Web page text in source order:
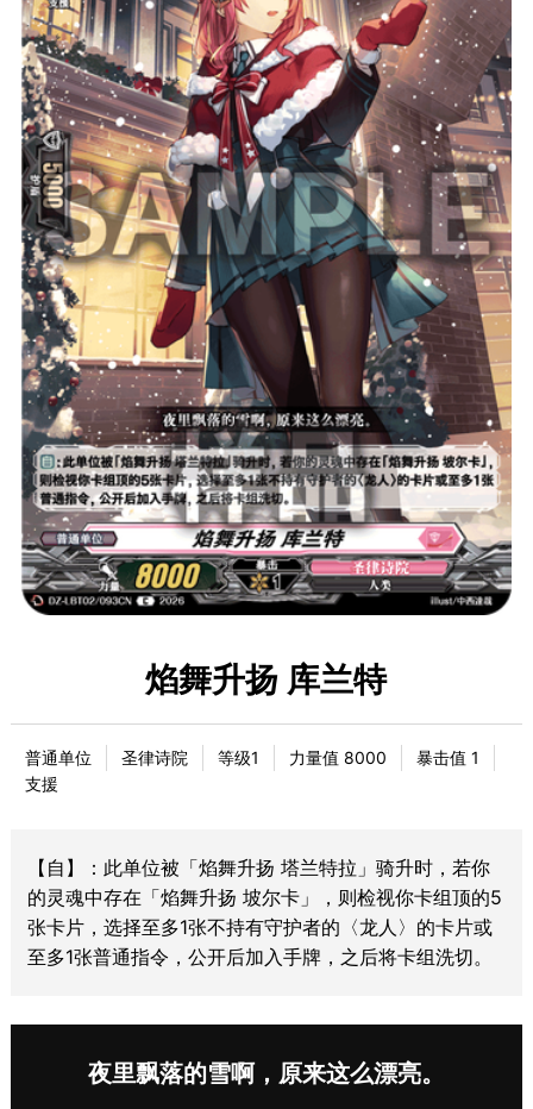
焰舞升扬 库兰特
普通单位 圣律诗院 等级1 力量值 8000
暴击值 1
支援
【自】：此单位被「焰舞升扬 塔兰特拉」骑升时，若你
的灵魂中存在「焰舞升扬 坡尔卡」，则检视你卡组顶的5
张卡片，选择至多1张不持有守护者的〈龙人〉的卡片或
至多1张普通指令，公开后加入手牌，之后将卡组洗切。
夜里飘落的雪啊，原来这么漂亮。